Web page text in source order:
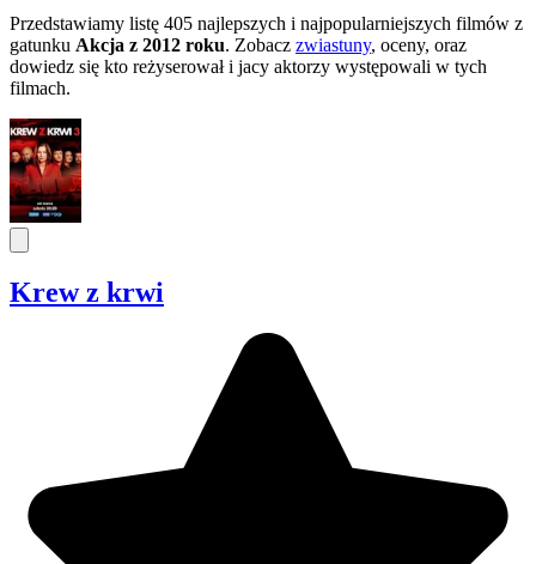
Przedstawiamy listę 405 najlepszych i najpopularniejszych filmów z
gatunku Akcja z 2012 roku. Zobacz zwiastuny, oceny, oraz
dowiedz się kto reżyserował i jacy aktorzy występowali w tych
filmach.
Krew z krwi